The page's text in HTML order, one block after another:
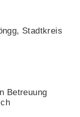
Stadtkreis
Betreuung